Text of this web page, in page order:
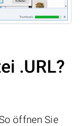
.URL?
öffnen Sie